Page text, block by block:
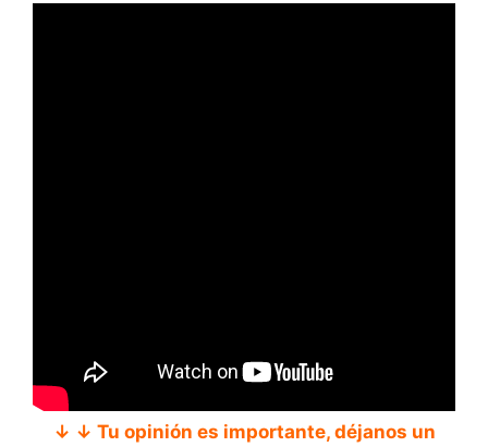
↓ ↓ Tu opinión es importante, déjanos un